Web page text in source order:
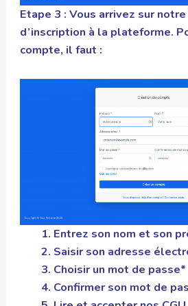
Etape 3 : Vous arrivez sur
d’inscription à la plateforme.
compte, il faut :
Entrez son nom et son
Saisir son adresse
Choisir un mot de passe*
Confirmer son mot de